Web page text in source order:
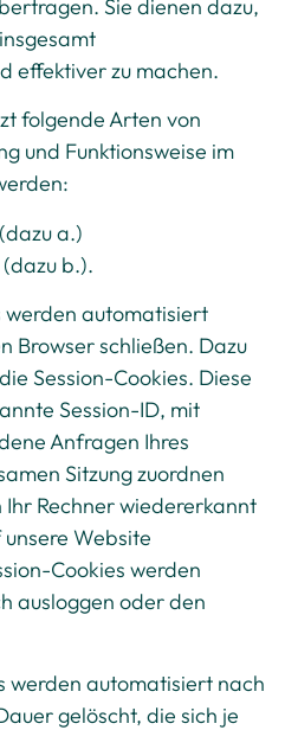
Sie dienen dazu,
effektiver zu machen.
folgende Arten von
und Funktionsweise im
a.)
b.).
werden automatisiert
Browser schließen. Dazu
Session-Cookies. Diese
Session-ID, mit
Anfragen Ihres
Sitzung zuordnen
Rechner wiedererkannt
Website
Cookies werden
ausloggen oder den
werden automatisiert nach
gelöscht, die sich je